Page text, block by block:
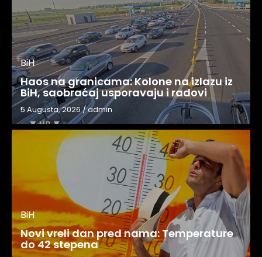
BiH
Haos na granicama: Kolone na izlazu iz
BiH, saobraćaj usporavaju i radovi
5 Augusta, 2026/admin
BiH
Novi vreli dan pred nama: Temperature
do 42 stepena